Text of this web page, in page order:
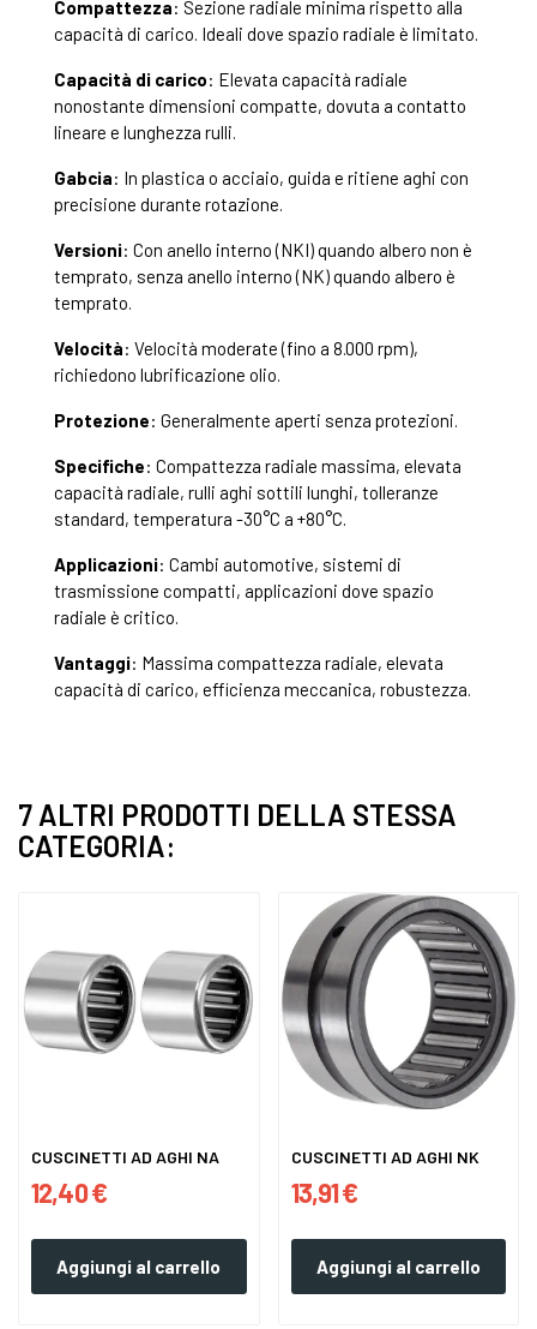
Compattezza: Sezione radiale minima rispetto alla
capacità di carico. Ideali dove spazio radiale è limitato.
Capacità di carico: Elevata capacità radiale
nonostante dimensioni compatte, dovuta a contatto
lineare e lunghezza rulli.
Gabcia: In plastica o acciaio, guida e ritiene aghi con
precisione durante rotazione.
Versioni: Con anello interno (NKI) quando albero non è
temprato, senza anello interno (NK) quando albero è
temprato.
Velocità: Velocità moderate (fino a 8.000 rpm),
richiedono lubrificazione olio.
Protezione: Generalmente aperti senza protezioni.
Specifiche: Compattezza radiale massima, elevata
capacità radiale, rulli aghi sottili lunghi, tolleranze
standard, temperatura -30°C a +80°C.
Applicazioni: Cambi automotive, sistemi di
trasmissione compatti, applicazioni dove spazio
radiale è critico.
Vantaggi: Massima compattezza radiale, elevata
capacità di carico, efficienza meccanica, robustezza.
7 ALTRI PRODOTTI DELLA STESSA
CATEGORIA:
CUSCINETTI AD AGHI NA
12,40 €
Aggiungi al carrello
CUSCINETTI AD AGHI NK
13,91 €
Aggiungi al carrello